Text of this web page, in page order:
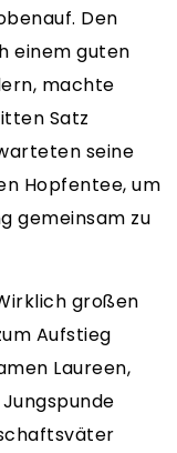
Den
einem guten
machte
Satz
seine
Hopfentee, um
gemeinsam zu
großen
Aufstieg
Laureen,